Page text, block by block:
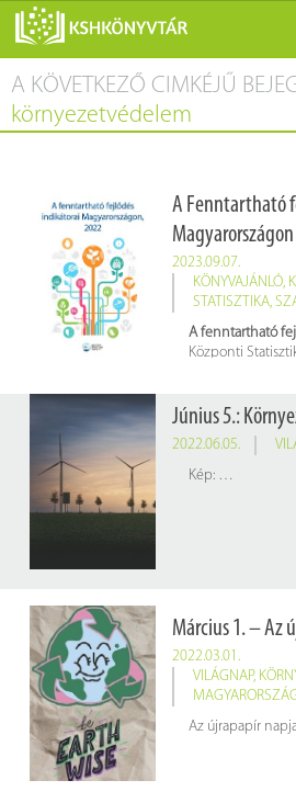
ONLINE KATALÓGUS
RÓLUNK
SZOLGÁLTATÁSOK
KONFERENCIÁK
ADATBÁZISOK
BLOG
A KÖVETKEZŐ CIMKÉJŰ
környezetvédelem
A Fenntartható
2023.09.07.
KÖNYVAJÁNLÓ,
STATISZTIKA,
Központi
Június 5.:
2022.06.05.
Kép:
pixabay.com
Március 1. – Az
2022.03.01.
VILÁGNAP,